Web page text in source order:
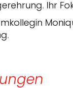
Ihr